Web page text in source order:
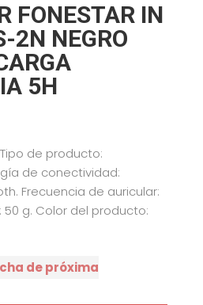
FONESTAR IN
2N NEGRO
5H
Tipo de producto:
de conectividad:
Frecuencia de auricular:
50 g. Color del producto:
de próxima